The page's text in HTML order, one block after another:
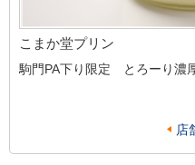
こまか堂プリン
駒門PA下り限定 とろーり濃
店